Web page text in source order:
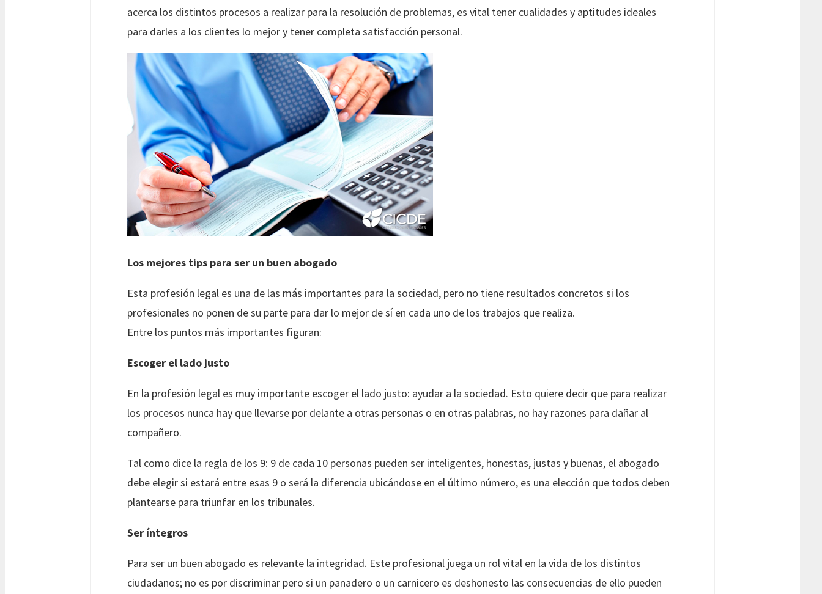
acerca los distintos procesos a realizar para la resolución de problemas, es vital tener cualidades y aptitudes ideales
para darles a los clientes lo mejor y tener completa satisfacción personal.
Los mejores tips para ser un buen abogado
Esta profesión legal es una de las más importantes para la sociedad, pero no tiene resultados concretos si los
profesionales no ponen de su parte para dar lo mejor de sí en cada uno de los trabajos que realiza.
Entre los puntos más importantes figuran:
Escoger el lado justo
En la profesión legal es muy importante escoger el lado justo: ayudar a la sociedad. Esto quiere decir que para realizar
los procesos nunca hay que llevarse por delante a otras personas o en otras palabras, no hay razones para dañar al
compañero.
Tal como dice la regla de los 9: 9 de cada 10 personas pueden ser inteligentes, honestas, justas y buenas, el abogado
debe elegir si estará entre esas 9 o será la diferencia ubicándose en el último número, es una elección que todos deben
plantearse para triunfar en los tribunales.
Ser íntegros
Para ser un buen abogado es relevante la integridad. Este profesional juega un rol vital en la vida de los distintos
ciudadanos; no es por discriminar pero si un panadero o un carnicero es deshonesto las consecuencias de ello pueden